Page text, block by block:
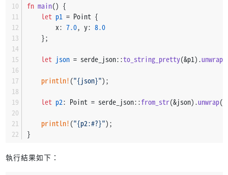
fn main() {
let p1 = Point {
        x:
7.0, y: 8.0
    };
let json = serde_json::to_string_pretty(&p1).unwrap
println! ("{json}");
let p2: Point = serde_json::from_str(&json).unwrap
println! ("{p2:#?}");
}
執行結果如下：